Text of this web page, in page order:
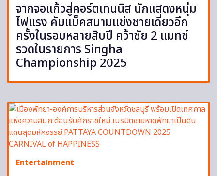
จากจอแก้วสู่คอร์ตเทนนิส นักแสดงหนุ่ม
ไฟแรง คัมแบ็คสนามแข่งชายเดี่ยวอีก
ครั้งในรอบหลายสิบปี คว้าชัย 2 แมทช์
รวดในรายการ Singha
Championship 2025
Entertainment